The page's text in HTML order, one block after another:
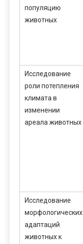
популяцию
животных
Исследование
роли потепления
климата в
изменении
ареала животных
Исследование
морфологических
адаптаций
животных к